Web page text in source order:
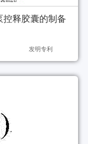
控释胶囊的制备
发明专利